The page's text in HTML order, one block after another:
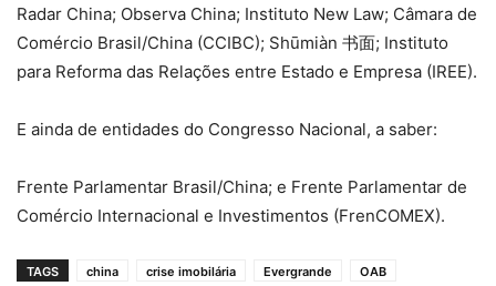
Radar China; Observa China; Instituto New Law; Câmara de
Comércio Brasil/China (CCIBC); Shūmiàn 书面; Instituto
para Reforma das Relações entre Estado e Empresa (IREE).
E ainda de entidades do Congresso Nacional, a saber:
Frente Parlamentar Brasil/China; e Frente Parlamentar de
Comércio Internacional e Investimentos (FrenCOMEX).
TAGS china crise imobilária Evergrande
OAB